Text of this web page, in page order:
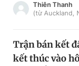
Tin thị trường
Video
Thiên Thanh
(từ Auckland,
Trận bán kết
kết thúc vào